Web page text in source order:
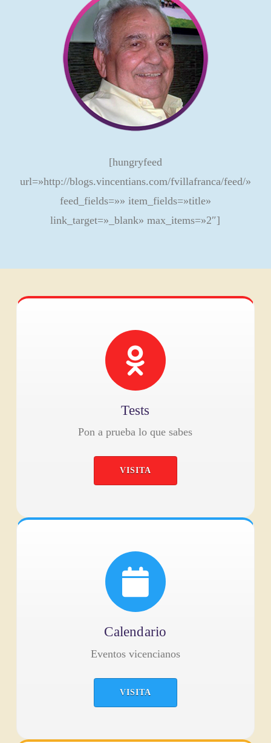
[hungryfeed
url=»http://blogs.vincentians.com/fvillafranca/feed/»
feed_fields=»» item_fields=»title»
link_target=»_blank» max_items=»2″]
Tests
Pon a prueba lo que sabes
VISITA
Calendario
Eventos vicencianos
VISITA